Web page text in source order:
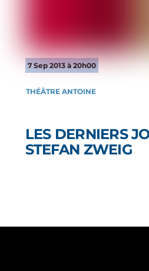
7 Sep 2013 à 20h00
THÉÂTRE ANTOINE
LES DERNIERS
STEFAN ZWEIG